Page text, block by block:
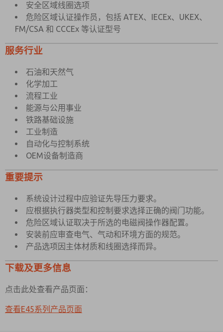
安全区域线圈选项
危险区域认证操作员，包括 ATEX、IECEx、UKEX、
FM/CSA 和 CCCEx 等认证型号
服务行业
石油和天然气
化学加工
流程工业
能源与公用事业
铁路基础设施
工业制造
自动化与控制系统
OEM设备制造商
重要提示
系统设计过程中应验证先导压力要求。
应根据执行器类型和控制要求选择正确的阀门功能。
危险区域认证取决于所选的电磁阀操作器配置。
安装前应审查电气、气动和环境方面的规范。
产品选项因主体材质和线圈选择而异。
下载及更多信息
点击此处查看产品页面：
查看E45系列产品页面